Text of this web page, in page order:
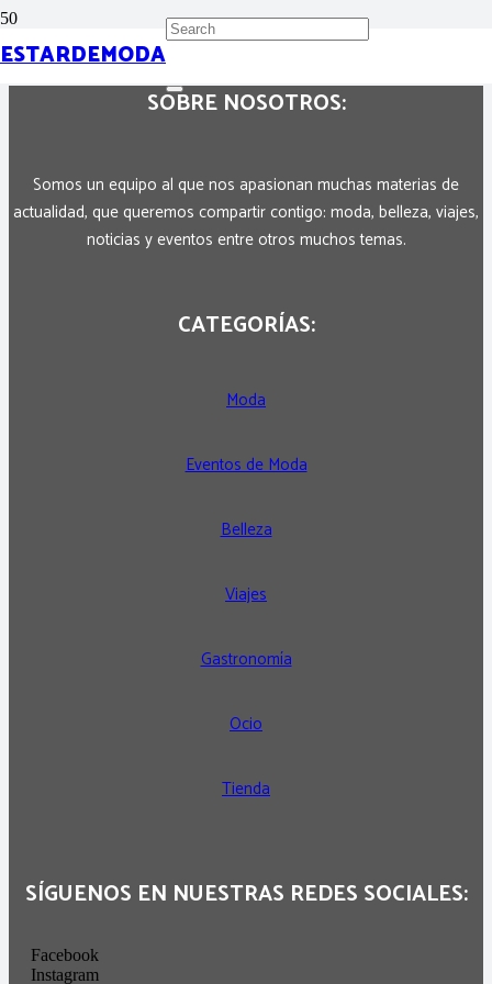
ESTARDEMODA
SOBRE NOSOTROS:
Somos un equipo al que nos apasionan muchas materias de
actualidad, que queremos compartir contigo: moda, belleza, viajes,
noticias y eventos entre otros muchos temas.
CATEGORÍAS:
Moda
Eventos de Moda
Belleza
Viajes
Gastronomía
Ocio
Tienda
SÍGUENOS EN NUESTRAS REDES SOCIALES:
Facebook
Instagram